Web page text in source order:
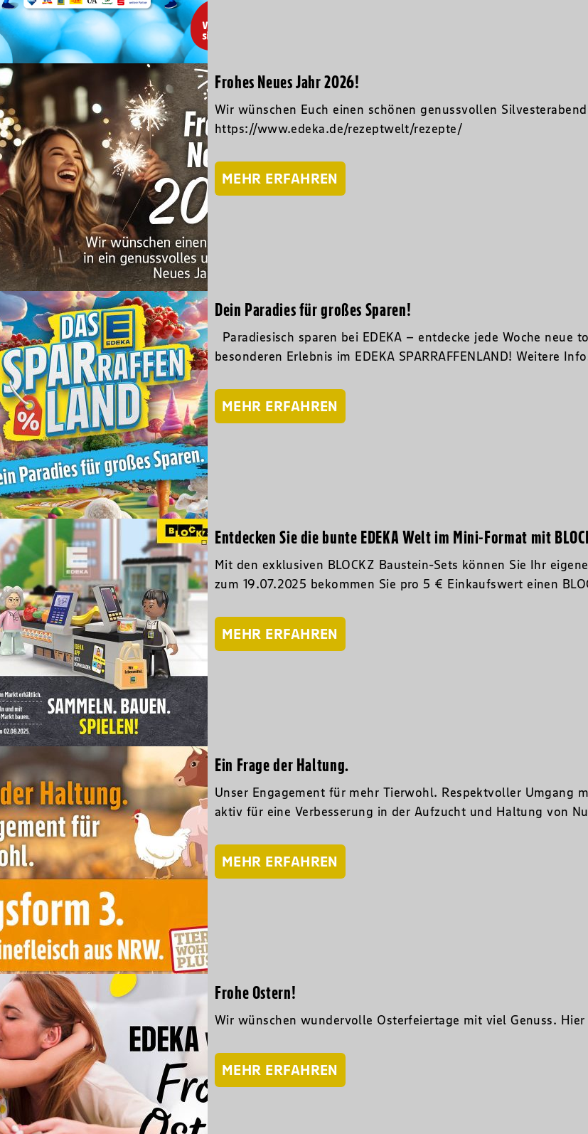
Frohes Neues Jahr 2026!
Wir wünschen Euch einen schönen genussvollen
https://www.edeka.de/rezeptwelt/rezepte/
MEHR ERFAHREN
Dein Paradies für großes Sparen!
Paradiesisch sparen bei EDEKA – entdecke jede Woche
besonderen Erlebnis im EDEKA SPARRAFFENLAND! Weitere
MEHR ERFAHREN
Entdecken Sie die bunte EDEKA Welt im Mini-Format mit
Mit den exklusiven BLOCKZ Baustein-Sets können Sie Ihr
zum 19.07.2025 bekommen Sie pro 5 € Einkaufswert einen
MEHR ERFAHREN
Ein Frage der Haltung.
Unser Engagement für mehr Tierwohl. Respektvoller Umgang
aktiv für eine Verbesserung in der Aufzucht und Haltung von
MEHR ERFAHREN
Frohe Ostern!
Wir wünschen wundervolle Osterfeiertage mit viel Genuss.
MEHR ERFAHREN